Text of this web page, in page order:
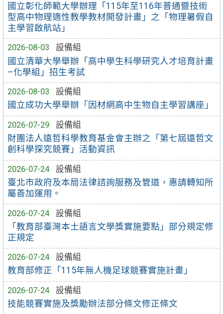
國立彰化師範大學辦理「115年至116年普通暨技術
型高中物理適性教學教材開發計畫」之「物理暑假自
主學習啟航站」
2026-08-03
設備組
國立清華大學舉辦「高中學生科學研究人才培育計畫
–化學組」招生考試
2026-08-03
設備組
國立成功大學舉辦「因材網高中生物自主學習講座」
2026-07-29
設備組
財團法人遠哲科學教育基金會主辦之「第七屆遠哲文
創科學探究競賽」活動資訊
2026-07-24
設備組
臺北市政府及本局法律諮詢服務及管道，惠請轉知所
屬善加運用。
2026-07-24
設備組
「教育部臺灣本土語言文學獎實施要點」部分規定修
正規定
2026-07-24
設備組
教育部修正「115年無人機足球競賽實施計畫」
2026-07-24
設備組
技能競賽實施及獎勵辦法部分條文修正條文